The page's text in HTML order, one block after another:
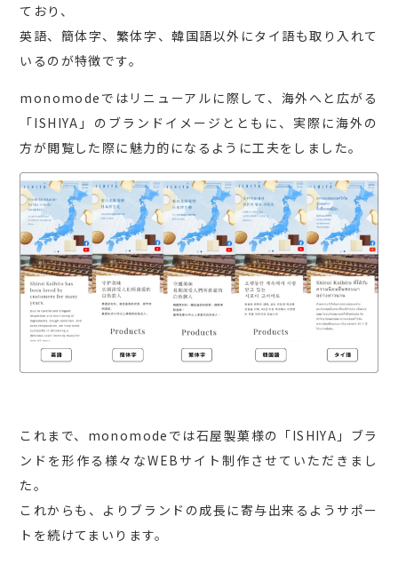
ており、
英語、簡体字、繁体字、韓国語以外にタイ語も取り入れて
いるのが特徴です。
monomodeではリニューアルに際して、海外へと広がる
「ISHIYA」のブランドイメージとともに、実際に海外の
方が閲覧した際に魅力的になるように工夫をしました。
これまで、monomodeでは石屋製菓様の「ISHIYA」ブラ
ンドを形作る様々なWEBサイト制作させていただきまし
た。
これからも、よりブランドの成長に寄与出来るようサポー
トを続けてまいります。